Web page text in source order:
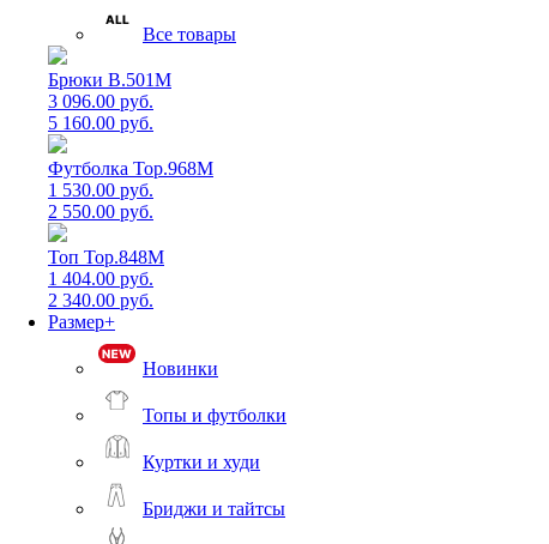
Все товары
Брюки B.501M
3 096.00 руб.
5 160.00 руб.
Футболка Top.968M
1 530.00 руб.
2 550.00 руб.
Топ Top.848M
1 404.00 руб.
2 340.00 руб.
Размер+
Новинки
Топы и футболки
Куртки и худи
Бриджи и тайтсы